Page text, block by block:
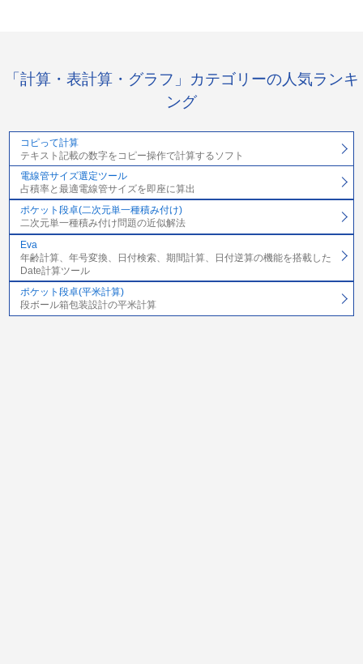
「計算・表計算・グラフ」カテゴリーの人気ランキ
ング
コピって計算
テキスト記載の数字をコピー操作で計算するソフト
電線管サイズ選定ツール
占積率と最適電線管サイズを即座に算出
ポケット段卓(二次元単一種積み付け)
二次元単一種積み付け問題の近似解法
Eva
年齢計算、年号変換、日付検索、期間計算、日付逆算の機能を搭載した
Date計算ツール
ポケット段卓(平米計算)
段ボール箱包装設計の平米計算